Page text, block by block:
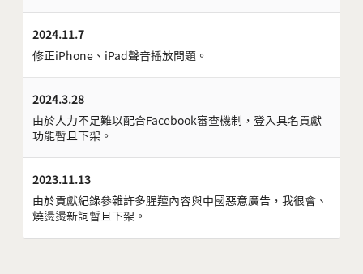
2024.11.7
修正iPhone、iPad聲音播放問題。
2024.3.28
由於人力不足難以配合Facebook審查機制，登入具名貢獻
功能暫且下架。
2023.11.13
由於貢獻紀錄參雜許多腥羶內容與中國惡意廣告，我很會、
燒燙燙新詞暫且下架。